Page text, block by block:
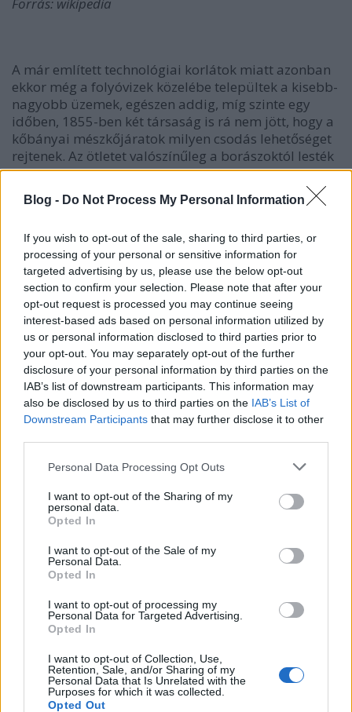
Blog - Do Not Process My Personal Information
If you wish to opt-out of the sale, sharing to third parties, or
processing of your personal or sensitive information for
targeted advertising by us, please use the below opt-out
section to confirm your selection. Please note that after your
opt-out request is processed you may continue seeing
interest-based ads based on personal information utilized by
us or personal information disclosed to third parties prior to
your opt-out. You may separately opt-out of the further
disclosure of your personal information by third parties on the
IAB’s list of downstream participants. This information may
also be disclosed by us to third parties on the IAB’s List of
Downstream Participants that may further disclose it to other
Please note that this website/app uses one or more Google
not limited to your visit or usage behaviour. You may click to
grant or deny consent to Google and its third-party tags to
use your data for below specified purposes in below Google
consent section.
Personal Data Processing Opt Outs
I want to opt-out of the Sharing of my
personal data.
Opted In
I want to opt-out of the Sale of my
Personal Data.
Opted In
I want to opt-out of processing my
Personal Data for Targeted Advertising.
Opted In
I want to opt-out of Collection, Use,
Retention, Sale, and/or Sharing of my
Personal Data that Is Unrelated with the
Purposes for which it was collected.
Opted Out
Forrás: wikipedia
A már említett technológiai korlátok miatt azonban
ekkor még a folyóvizek közelébe települtek a kisebb-
nagyobb üzemek, egészen addig, míg szinte egy
időben, 1855-ben két társaság is rá nem jött, hogy a
kőbányai mészkőjáratok milyen csodás lehetőséget
rejtenek. Az ötletet valószínűleg a borászoktól lesték
el, akik már korábban is használták az
alagútrendszer felszabadult részeit (a bányászat
még hosszú ideig folyt azután is, hogy a sörgyárak
Serház Társaság és a Barber és Klusemann
Serfőzőház felépülése nyitotta meg végérvényesen
az új korszakot az akkor még álmos kis falu
életében.
A további fejlődést és az igazi fellendülést a
terület számára egy osztrák serfőző mester, Anton
Dreher hozta el 1862-ben. Anton kísérletezű szellemű
ember volt, (neki köszönhetjük az alsó-erjesztéses
eljárás elterjedését és a lager típusú sör feltalálását)
aki mindig nyitottan állt az újdonságok elé, így
azonnal felkeltette az érdeklődését a kőbányai
serfőzés lehetősége. 1862-ben döntött úgy, hogy
megveti a lábát ezen a területen és menten fel is
néhány év alatt hatalmasra növesztette azt. Persze
ebben az időszakban talán még sokan
hiszen Magyarország ebben az időszakban igazi
bornagyhatalomnak számított, ahol minőségi
borokat állítottak elő nagy mennyiségben és
alacsony áron. A sörfogyasztás ekkor még az úri
huncutság kategóriába tartozott, és egy újabb
katasztrófa kellett ahhoz, hogy a helyzet gyökeresen
megváltozzon.
Nagyjából a kőbányai üzemek elindulása után
húsz évvel, 1875 környékén ütötte fel fejét az